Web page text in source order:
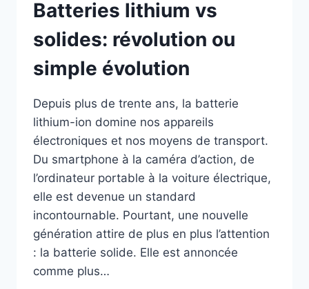
Batteries lithium vs
solides: révolution ou
simple évolution
Depuis plus de trente ans, la batterie
lithium-ion domine nos appareils
électroniques et nos moyens de transport.
Du smartphone à la caméra d’action, de
l’ordinateur portable à la voiture électrique,
elle est devenue un standard
incontournable. Pourtant, une nouvelle
génération attire de plus en plus l’attention
: la batterie solide. Elle est annoncée
comme plus…